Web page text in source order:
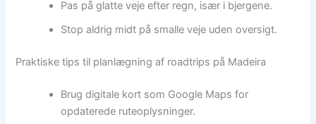
Pas på glatte veje efter regn, især i bjergene.
Stop aldrig midt på smalle veje uden oversigt.
Praktiske tips til planlægning af roadtrips på Madeira
Brug digitale kort som Google Maps for
opdaterede ruteoplysninger.